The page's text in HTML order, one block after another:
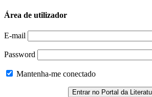
Área de utilizador
E-mail
Password
Mantenha-me conectado